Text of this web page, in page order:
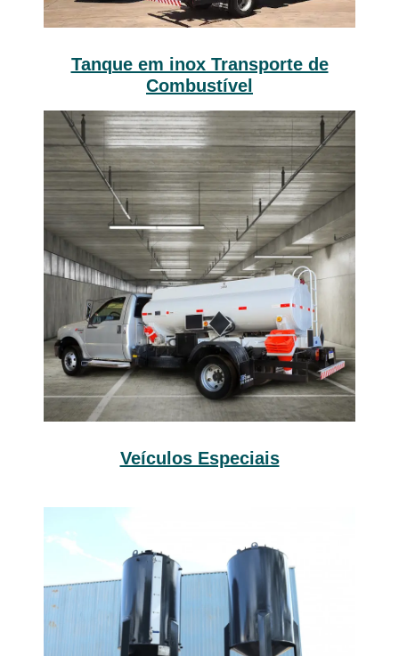
Tanque em inox Transporte de
Combustível
Veículos Especiais